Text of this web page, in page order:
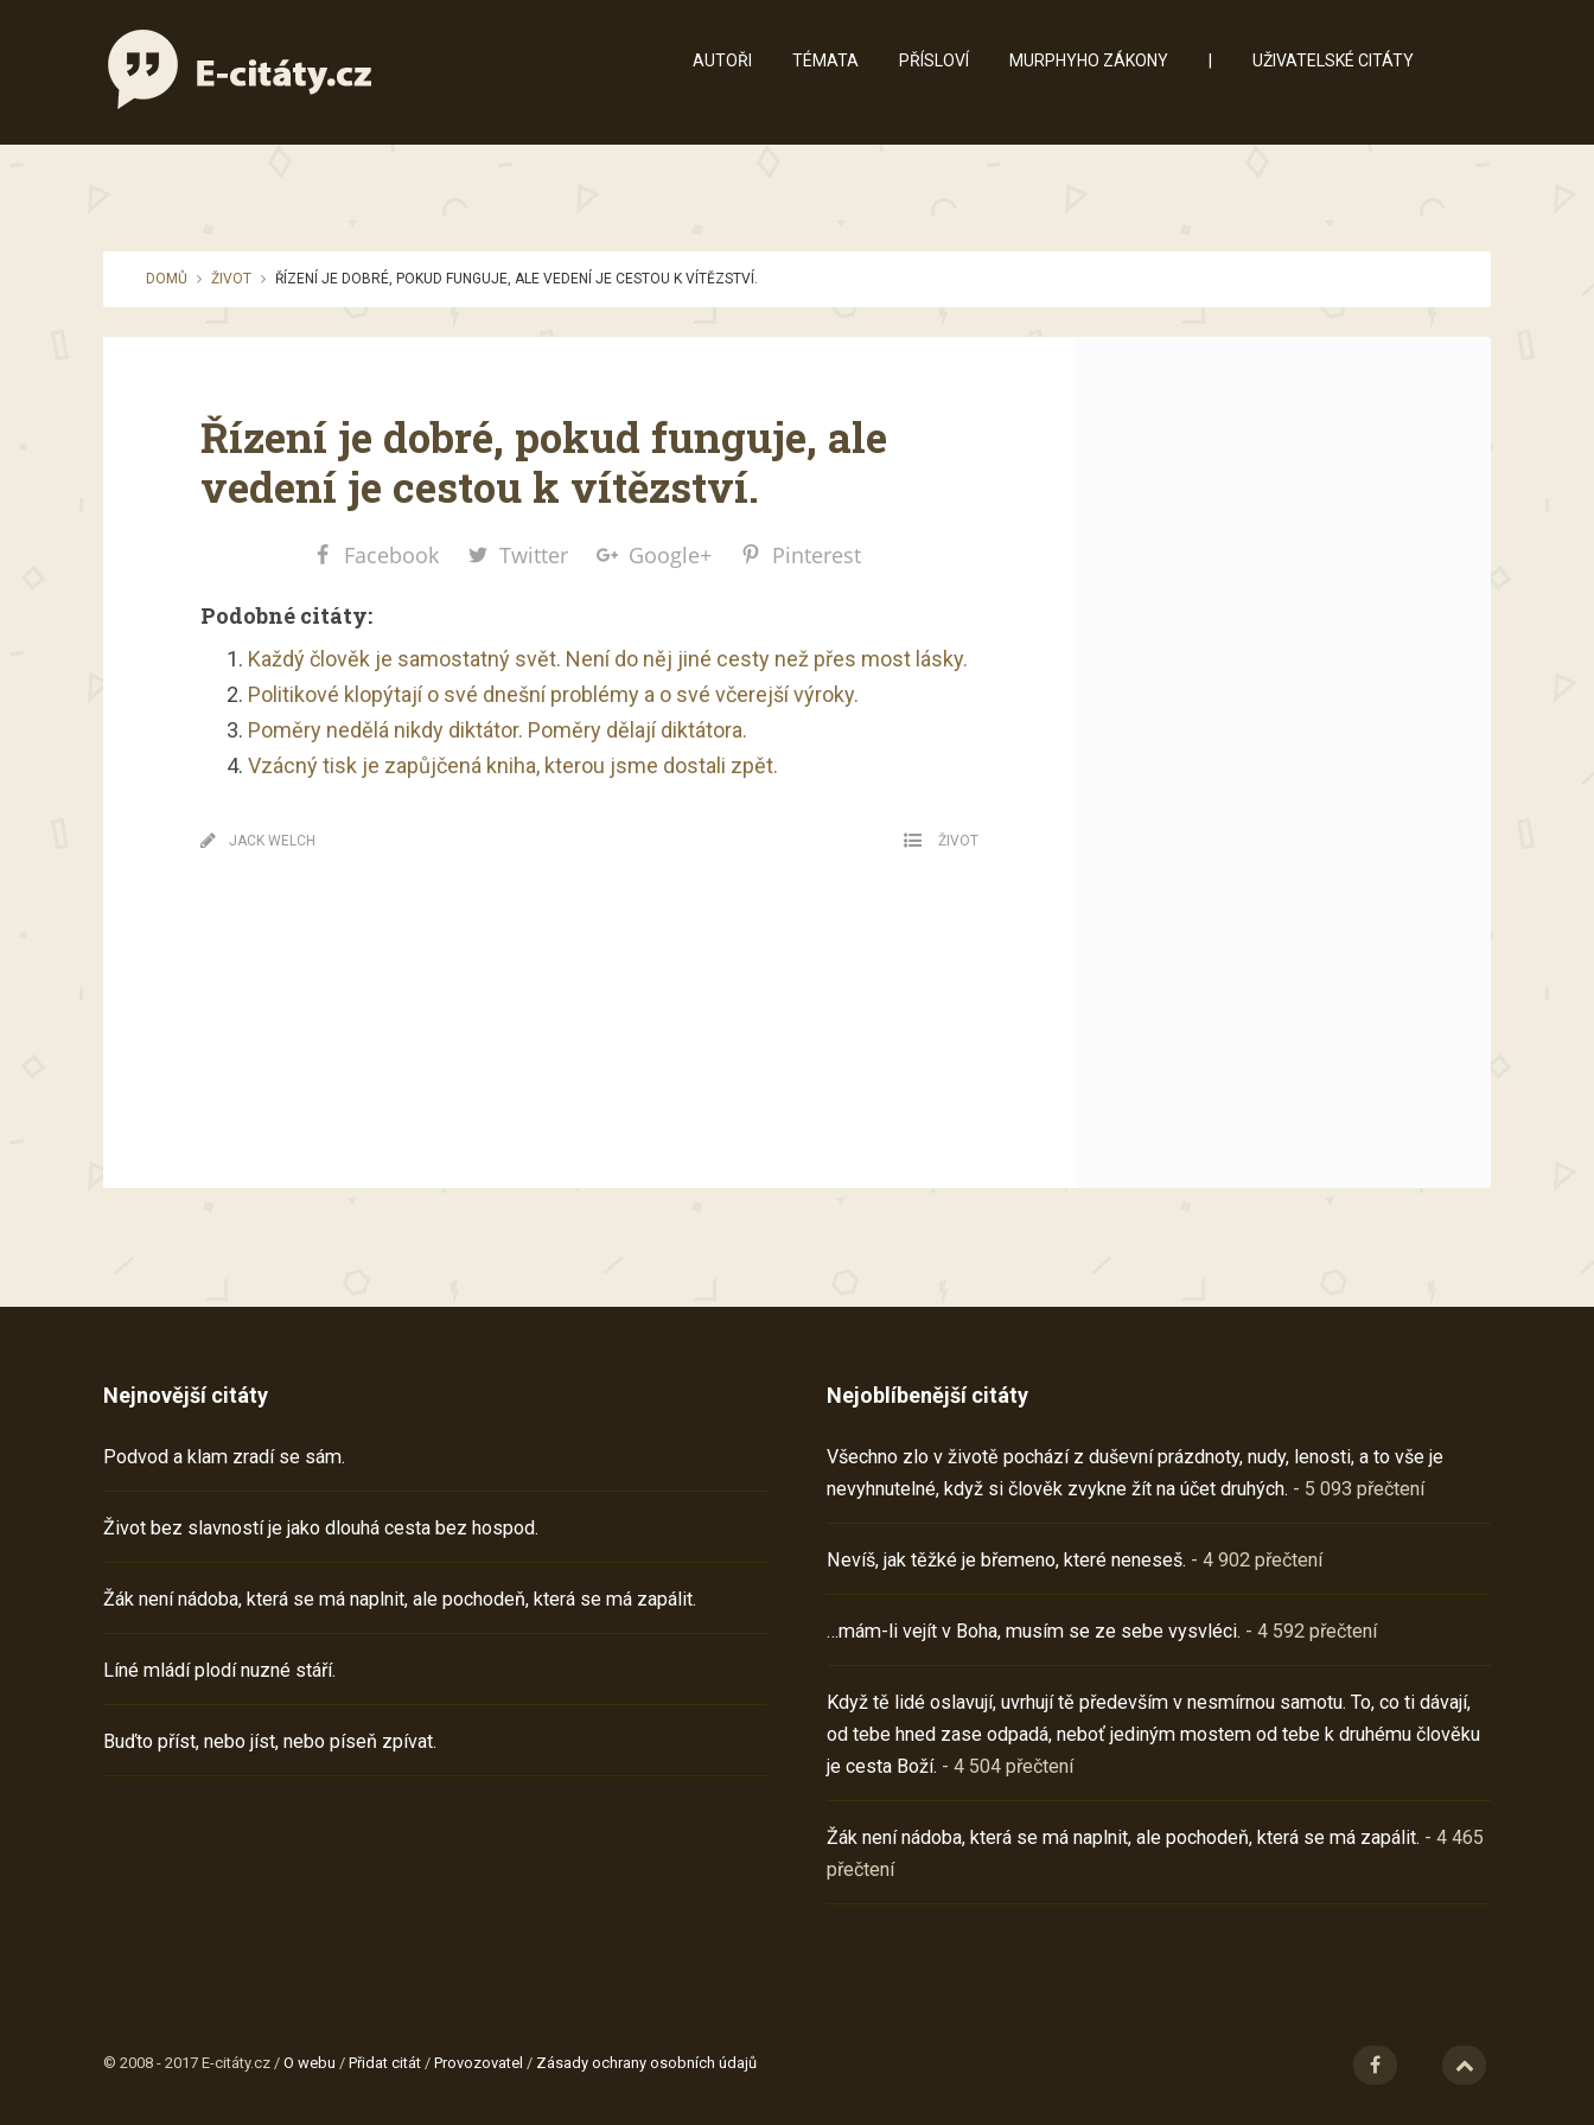
AUTOŘI TÉMATA PŘÍSLOVÍ MURPHYHO ZÁKONY UŽIVATELSKÉ CITÁTY
DOMŮ ŽIVOT ŘÍZENÍ JE DOBRÉ, POKUD FUNGUJE, ALE VEDENÍ JE CESTOU K VÍTĚZSTVÍ.
Řízení je dobré, pokud funguje, ale
vedení je cestou k vítězství.
Facebook Twitter Google+ Pinterest
Podobné citáty:
Každý člověk je samostatný svět. Není do něj jiné cesty než přes most lásky.
Politikové klopýtají o své dnešní problémy a o své včerejší výroky.
Poměry nedělá nikdy diktátor. Poměry dělají diktátora.
Vzácný tisk je zapůjčená kniha, kterou jsme dostali zpět.
JACK WELCH ŽIVOT
Nejnovější citáty
Podvod a klam zradí se sám.
Život bez slavností je jako dlouhá cesta bez hospod.
Žák není nádoba, která se má naplnit, ale pochodeň, která se má zapálit.
Líné mládí plodí nuzné stáří.
Buďto příst, nebo jíst, nebo píseň zpívat.
Nejoblíbenější citáty
Všechno zlo v životě pochází z duševní prázdnoty, nudy, lenosti, a to vše je
nevyhnutelné, když si člověk zvykne žít na účet druhých. - 5 093 přečtení
Nevíš, jak těžké je břemeno, které neneseš. - 4 902 přečtení
…mám-li vejít v Boha, musím se ze sebe vysvléci. - 4 592 přečtení
Když tě lidé oslavují, uvrhují tě především v nesmírnou samotu. To, co ti dávají,
od tebe hned zase odpadá, neboť jediným mostem od tebe k druhému člověku
je cesta Boží. - 4 504 přečtení
Žák není nádoba, která se má naplnit, ale pochodeň, která se má zapálit. - 4 465
přečtení
© 2008 - 2017 E-citáty.cz / O webu / Přidat citát / Provozovatel / Zásady ochrany osobních údajů